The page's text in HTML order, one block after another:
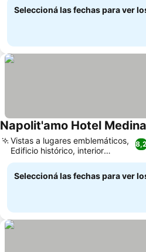
Seleccioná las fechas para ver
Napolit'amo Hotel Medina
Vistas a lugares emblemáticos,
Edificio histórico, interior
moderno
Seleccioná las fechas para ver